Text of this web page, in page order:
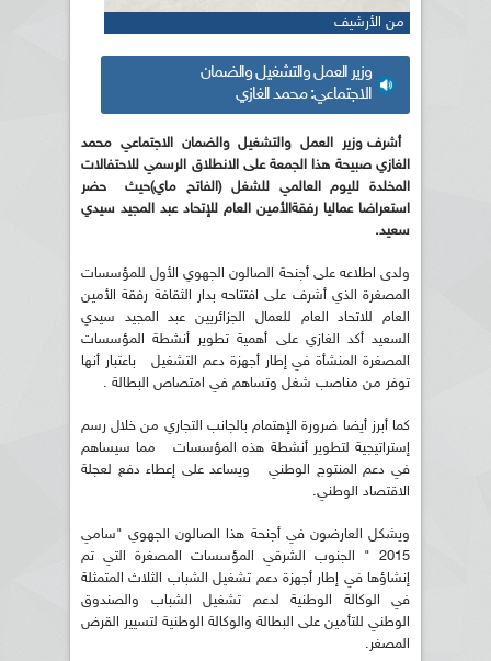
من الأرشيف
وزير العمل والتشغيل والضمان
الاجتماعي: محمد الغازي
أشرف وزير العمل والتشغيل والضمان الاجتماعي محمد
الغازي صبيحة هذا الجمعة على الانطلاق الرسمي للاحتفالات
المخلدة لليوم العالمي للشغل (الفاتح ماي)حيث حضر
استعراضا عماليا رفقةالأمين العام للإتحاد عبد المجيد سيدي
سعيد.
ولدى اطلاعه على أجنحة الصالون الجهوي الأول للمؤسسات
المصغرة الذي أشرف على افتتاحه بدار الثقافة رفقة الأمين
العام للاتحاد العام للعمال الجزائريين عبد المجيد سيدي
السعيد أكد الغازي على أهمية تطوير أنشطة المؤسسات
المصغرة المنشأة في إطار أجهزة دعم التشغيل باعتبار أنها
توفر من مناصب شغل وتساهم في امتصاص البطالة .
كما أبرز أيضا ضرورة الإهتمام بالجانب التجاري من خلال رسم
إستراتيجية لتطوير أنشطة هذه المؤسسات مما سيساهم
في دعم المنتوج الوطني ويساعد على إعطاء دفع لعجلة
الاقتصاد الوطني.
ويشكل العارضون في أجنحة هذا الصالون الجهوي "سامي
2015 " الجنوب الشرقي المؤسسات المصغرة التي تم
إنشاؤها في إطار أجهزة دعم تشغيل الشباب الثلاث المتمثلة
في الوكالة الوطنية لدعم تشغيل الشباب والصندوق
الوطني للتأمين على البطالة والوكالة الوطنية لتسيير القرض
المصغر.